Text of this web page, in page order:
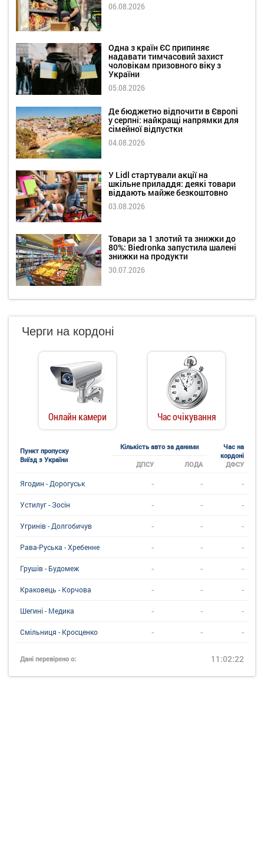
06.08.2026
Одна з країн ЄС припиняє
надавати тимчасовий захист
чоловікам призовного віку з
України
05.08.2026
Де бюджетно відпочити в Європі
у серпні: найкращі напрямки для
сімейної відпустки
04.08.2026
У Lidl стартували акції на
шкільне приладдя: деякі товари
віддають майже безкоштовно
03.08.2026
Товари за 1 злотий та знижки до
80%: Biedronka запустила шалені
знижки на продукти
30.07.2026
Черги на кордоні
Онлайн камери Час очікування
Пункт пропуску
Виїзд з України
Кількість авто за даними
Час на
кордоні
ДФСУ
ДПСУ ЛОДА
Ягодин - Дорогуськ - - -
Устилуг - Зосін - - -
Угринiв - Долгобичув - - -
Рава-Руська - Хребенне - - -
Грушів - Будомеж - - -
Краковець - Корчова - - -
Шегині - Медика - - -
Смільниця - Кросценко - - -
Дані перевірено о: 11:02:22